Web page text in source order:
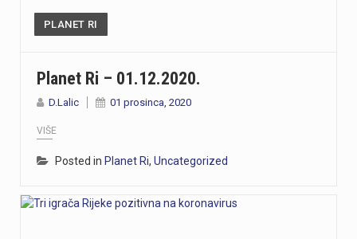
PLANET RI
Planet Ri – 01.12.2020.
D.Lalic 01 prosinca, 2020
VIŠE
Posted in Planet Ri, Uncategorized